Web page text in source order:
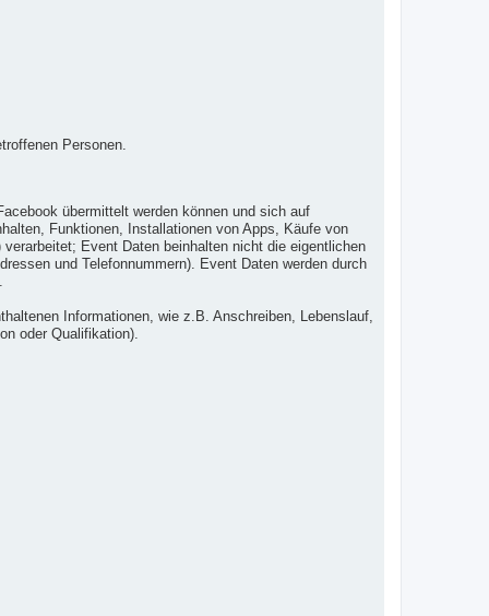
Personen.
übermittelt werden können und sich auf
Funktionen, Installationen von Apps, Käufe von
Event Daten beinhalten nicht die eigentlichen
und Telefonnummern). Event Daten werden durch
Informationen, wie z.B. Anschreiben, Lebenslauf,
oder Qualifikation).